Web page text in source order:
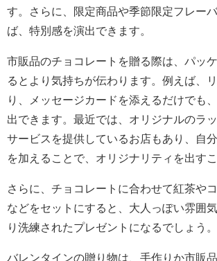
す。さらに、限定商品や季節限定フレー
ば、特別感を演出できます。
市販品のチョコレートを贈る際は、パッ
るとより気持ちが伝わります。例えば、
り、メッセージカードを添えるだけでも
出できます。 最近では、オリジナルのラ
サービスを提供しているお店もあり、自
を加えることで、オリジナリティを出す
さらに、チョコレートに合わせて紅茶や
などをセットにすると、大人っぽい雰囲
り洗練されたプレゼントになるでしょう。
バレンタインの贈り物は、手作りか市販品